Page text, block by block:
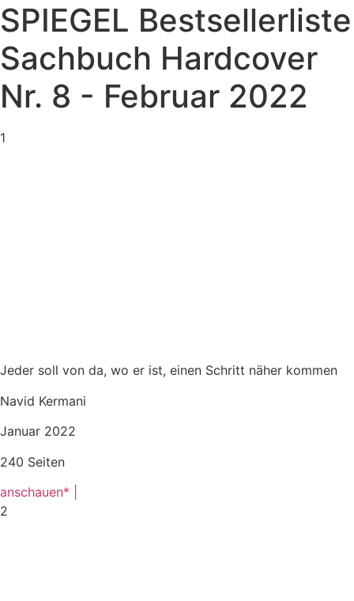
SPIEGEL Bestsellerliste
Sachbuch Hardcover
Nr. 8 - Februar 2022
1
Jeder soll von da, wo er ist, einen Schritt näher kommen
Navid Kermani
Januar 2022
240 Seiten
anschauen* |
2